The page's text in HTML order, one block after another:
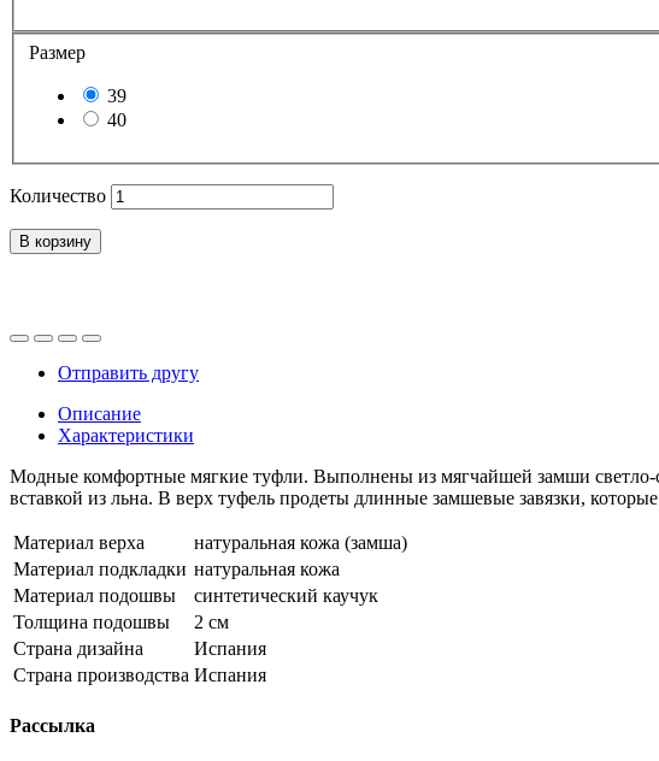
Размер
39
40
Количество
В корзину
Отправить другу
Описание
Характеристики
Модные комфортные мягкие туфли. Выполнены из мягчайшей замши светло-
вставкой из льна. В верх туфель продеты длинные замшевые завязки,
Материал верха
натуральная кожа (замша)
Материал подкладки натуральная кожа
Материал подошвы
синтетический каучук
Толщина подошвы
2 см
Страна дизайна
Испания
Страна производства Испания
Рассылка